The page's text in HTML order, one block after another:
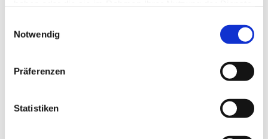
Notwendig
Präferenzen
Statistiken